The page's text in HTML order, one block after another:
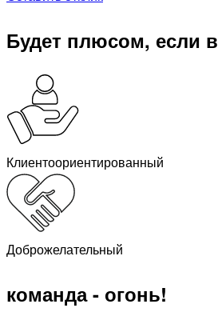
Будет плюсом, если
Клиентоориентированный
Доброжелательный
команда - огонь!